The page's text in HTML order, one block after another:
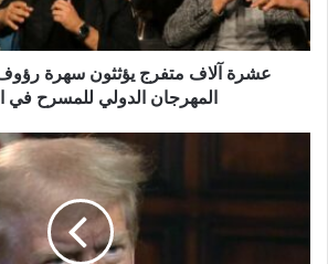
عشرة آلاف متفرج يؤثثون سهرة
المهرجان الدولي للمسرح في